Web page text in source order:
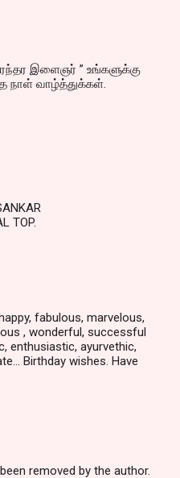
இளைஞர் ” உங்களுக்கு
நாள் வாழ்த்துக்கள்.
TOP.
fabulous, marvelous,
, wonderful, successful
enthusiastic, ayurvethic,
Birthday wishes. Have
removed by the author.